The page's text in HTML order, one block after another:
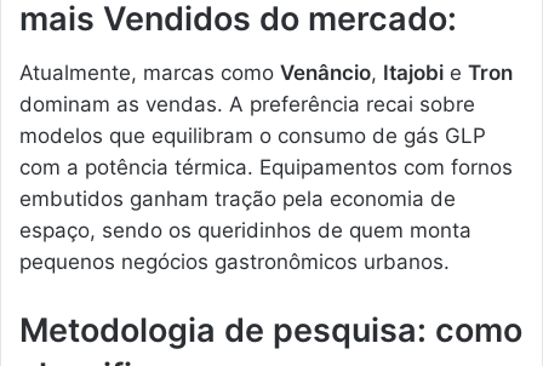
mais Vendidos do mercado:
Atualmente, marcas como Venâncio, Itajobi e Tron
dominam as vendas. A preferência recai sobre
modelos que equilibram o consumo de gás GLP
com a potência térmica. Equipamentos com fornos
embutidos ganham tração pela economia de
espaço, sendo os queridinhos de quem monta
pequenos negócios gastronômicos urbanos.
Metodologia de pesquisa: como